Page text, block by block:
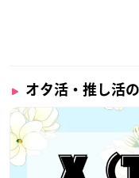
オタ活・推し活